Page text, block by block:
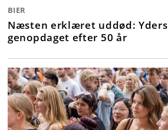
BIER
Næsten erklæret uddød:
genopdaget efter 50 år